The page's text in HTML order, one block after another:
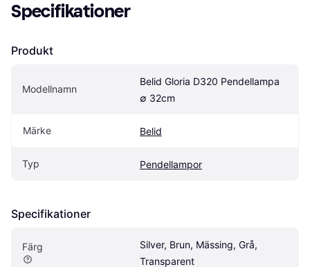
Specifikationer
Produkt
Modellnamn
Belid Gloria D320 Pendellampa
∅ 32cm
Märke Belid
Typ Pendellampor
Specifikationer
Färg
Silver, Brun, Mässing, Grå,
Transparent